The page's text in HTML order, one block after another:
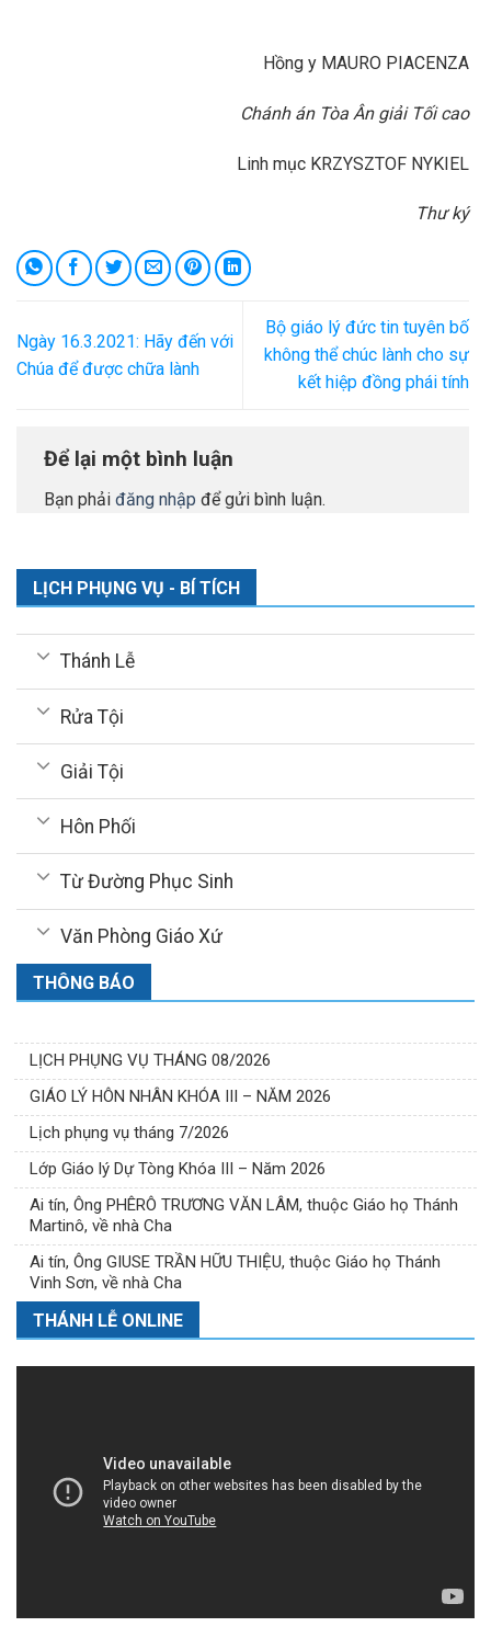
Hồng y MAURO PIACENZA
Chánh án Tòa Ân giải Tối cao
Linh mục KRZYSZTOF NYKIEL
Thư ký
Ngày 16.3.2021: Hãy đến với
Chúa để được chữa lành
Bộ giáo lý đức tin tuyên bố
không thể chúc lành cho sự
kết hiệp đồng phái tính
Để lại một bình luận
Bạn phải đăng nhập để gửi bình luận.
LỊCH PHỤNG VỤ - BÍ TÍCH
Thánh Lễ
Rửa Tội
Giải Tội
Hôn Phối
Từ Đường Phục Sinh
Văn Phòng Giáo Xứ
THÔNG BÁO
LỊCH PHỤNG VỤ THÁNG 08/2026
GIÁO LÝ HÔN NHÂN KHÓA III – NĂM 2026
Lịch phụng vụ tháng 7/2026
Lớp Giáo lý Dự Tòng Khóa III – Năm 2026
Ai tín, Ông PHÊRÔ TRƯƠNG VĂN LÂM, thuộc Giáo họ Thánh
Martinô, về nhà Cha
Ai tín, Ông GIUSE TRẦN HỮU THIỆU, thuộc Giáo họ Thánh
Vinh Sơn, về nhà Cha
THÁNH LỄ ONLINE